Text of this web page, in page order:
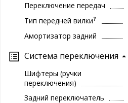
Переключение передач
Тип передней вилки?
Амортизатор задний
Система переключения
Шифтеры (ручки
переключения)
Задний переключатель